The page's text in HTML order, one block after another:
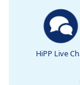
HiPP Live